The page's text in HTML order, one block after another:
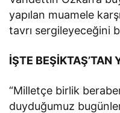
yapılan muamele
tavrı sergileyeceğini
İŞTE
“Milletçe birlik
duyduğumuz